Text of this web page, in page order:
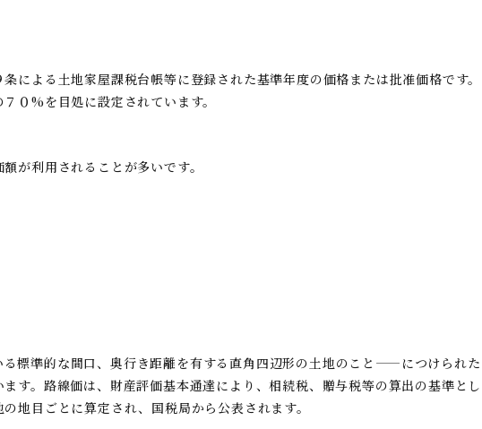
による土地家屋課税台帳等に登録された基準年度の価格または批准価格です。
０%を目処に設定されています。
が利用されることが多いです。
標準的な間口、奥行き距離を有する直角四辺形の土地のこと——につけられた
す。路線価は、財産評価基本通達により、相続税、贈与税等の算出の基準とし
地目ごとに算定され、国税局から公表されます。